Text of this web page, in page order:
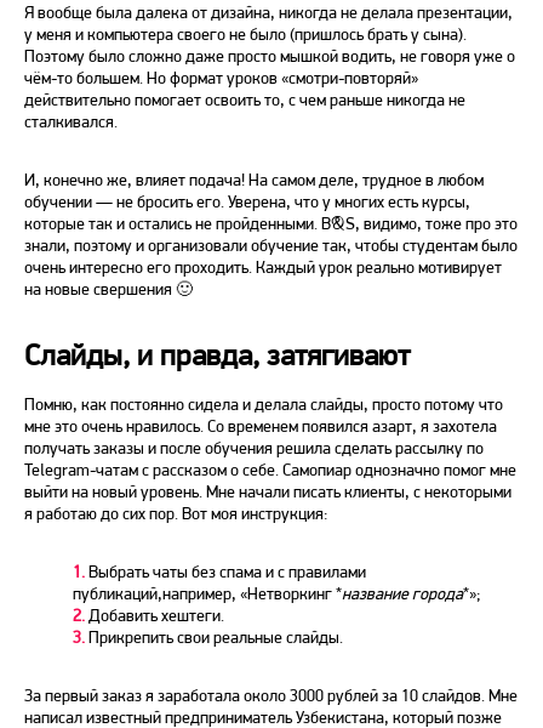
Я вообще была далека от дизайна, никогда не делала презентации,
у меня и компьютера своего не было (пришлось брать у сына).
Поэтому было сложно даже просто мышкой водить, не говоря уже о
чём-то большем. Но формат уроков «смотри-повторяй»
действительно помогает освоить то, с чем раньше никогда не
сталкивался.
И, конечно же, влияет подача! На самом деле, трудное в любом
обучении — не бросить его. Уверена, что у многих есть курсы,
которые так и остались не пройденными. B&S, видимо, тоже про это
знали, поэтому и организовали обучение так, чтобы студентам было
очень интересно его проходить. Каждый урок реально мотивирует
на новые свершения 🙂
Слайды, и правда, затягивают
Помню, как постоянно сидела и делала слайды, просто потому что
мне это очень нравилось. Со временем появился азарт, я захотела
получать заказы и после обучения решила сделать рассылку по
Telegram-чатам с рассказом о себе. Самопиар однозначно помог мне
выйти на новый уровень. Мне начали писать клиенты, с некоторыми
я работаю до сих пор. Вот моя инструкция:
1.Выбрать чаты без спама и с правилами
публикаций,например, «Нетворкинг *название города*»;
2. Добавить хештеги.
3.Прикрепить свои реальные слайды.
За первый заказ я заработала около 3000 рублей за 10 слайдов. Мне
написал известный предприниматель Узбекистана, который позже